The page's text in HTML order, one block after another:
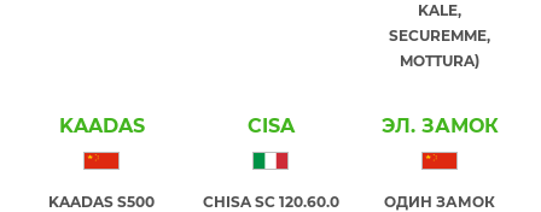
KALE,
SECUREMME,
MOTTURA)
KAADAS
KAADAS S500
CISA
CHISA SC 120.60.0
ЭЛ. ЗАМОК
ОДИН ЗАМОК